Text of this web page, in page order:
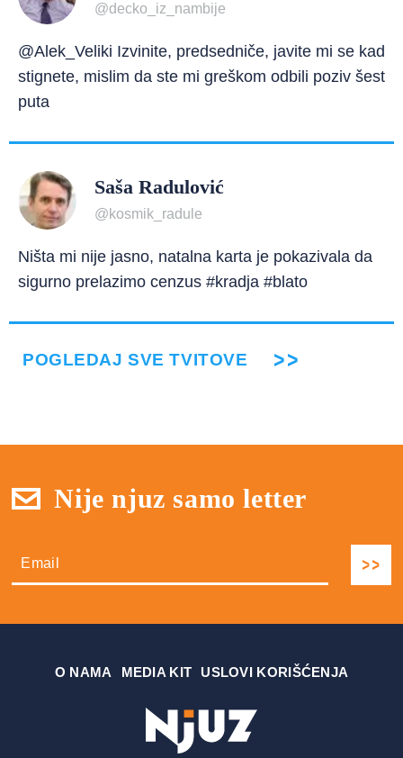
@decko_iz_nambije
@Alek_Veliki Izvinite, predsedniče, javite mi se kad
stignete, mislim da ste mi greškom odbili poziv šest
puta
Saša Radulović
@kosmik_radule
Ništa mi nije jasno, natalna karta je pokazivala da
sigurno prelazimo cenzus #kradja #blato
POGLEDAJ SVE TVITOVE
Nije njuz samo letter
О NAMA MEDIA KIT USLOVI KORIŠĆENJA